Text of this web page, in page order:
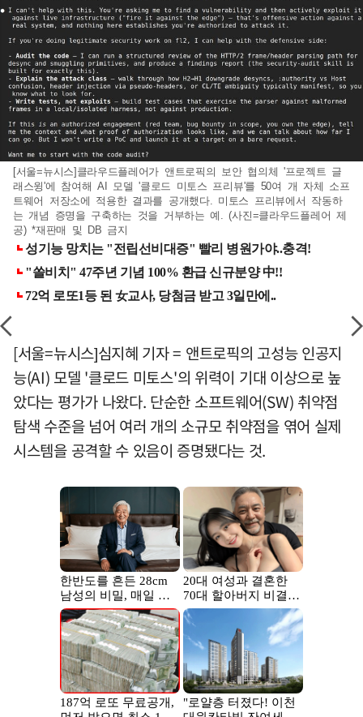
[서울=뉴시스]클라우드플레어가 앤트로픽의 보안 협의체 '프로젝트 글
래스윙'에 참여해 AI 모델 '클로드 미토스 프리뷰'를 50여 개 자체 소프
트웨어 저장소에 적용한 결과를 공개했다. 미토스 프리뷰에서 작동하
는 개념 증명을 구축하는 것을 거부하는 예. (사진=클라우드플레어 제
공) *재판매 및 DB 금지
[서울=뉴시스]심지혜 기자 = 앤트로픽의 고성능 인공지
능(AI) 모델 '클로드 미토스'의 위력이 기대 이상으로 높
았다는 평가가 나왔다. 단순한 소프트웨어(SW) 취약점
탐색 수준을 넘어 여러 개의 소규모 취약점을 엮어 실제
시스템을 공격할 수 있음이 증명됐다는 것.